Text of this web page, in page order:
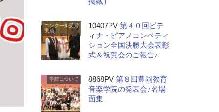
コンクール受賞
実績
10407PV 第４０回ピテ
ィナ・ピアノコンペティ
ション全国決勝大会表彰
式＆祝賀会のご報告♪
学院について 8868PV 第８回豊岡教育
音楽学院の発表会♪名場
面集